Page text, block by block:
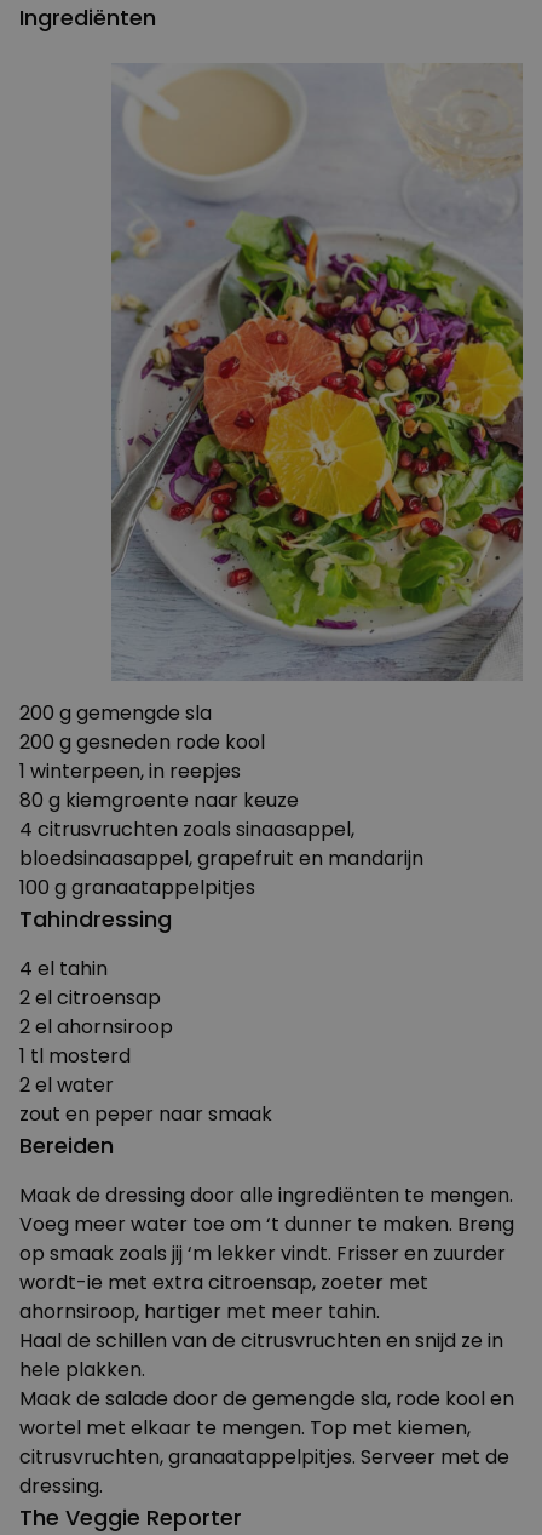
Ingrediënten
200 g gemengde sla
200 g gesneden rode kool
1 winterpeen, in reepjes
80 g kiemgroente naar keuze
4 citrusvruchten zoals sinaasappel,
bloedsinaasappel, grapefruit en mandarijn
100 g granaatappelpitjes
Tahindressing
4 el tahin
2 el citroensap
2 el ahornsiroop
1 tl mosterd
2 el water
zout en peper naar smaak
Bereiden
Maak de dressing door alle ingrediënten te mengen.
Voeg meer water toe om ‘t dunner te maken. Breng
op smaak zoals jij ‘m lekker vindt. Frisser en zuurder
wordt-ie met extra citroensap, zoeter met
ahornsiroop, hartiger met meer tahin.
Haal de schillen van de citrusvruchten en snijd ze in
hele plakken.
Maak de salade door de gemengde sla, rode kool en
wortel met elkaar te mengen. Top met kiemen,
citrusvruchten, granaatappelpitjes. Serveer met de
dressing.
The Veggie Reporter